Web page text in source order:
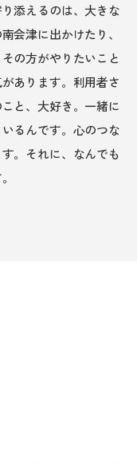
添えるのは、大きな
会津に出かけたり、
の方がやりたいこと
あります。利用者さ
と、大好き。一緒に
るんです。心のつな
。それに、なんでも